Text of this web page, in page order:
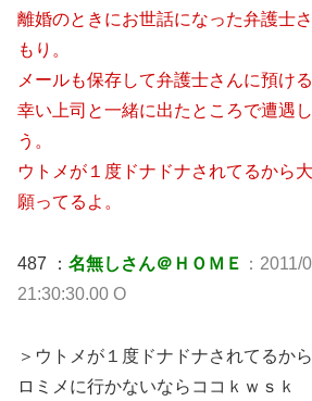
離婚のときにお世話になった弁護士
もり。
メールも保存して弁護士さんに預ける
幸い上司と一緒に出たところで遭遇
う。
ウトメが１度ドナドナされてるから
願ってるよ。
487 ： 名無しさん＠ＨＯＭＥ ：2011/
21:30:30.00 O
＞ウトメが１度ドナドナされてるから
ロミメに行かないならココｋｗｓｋ